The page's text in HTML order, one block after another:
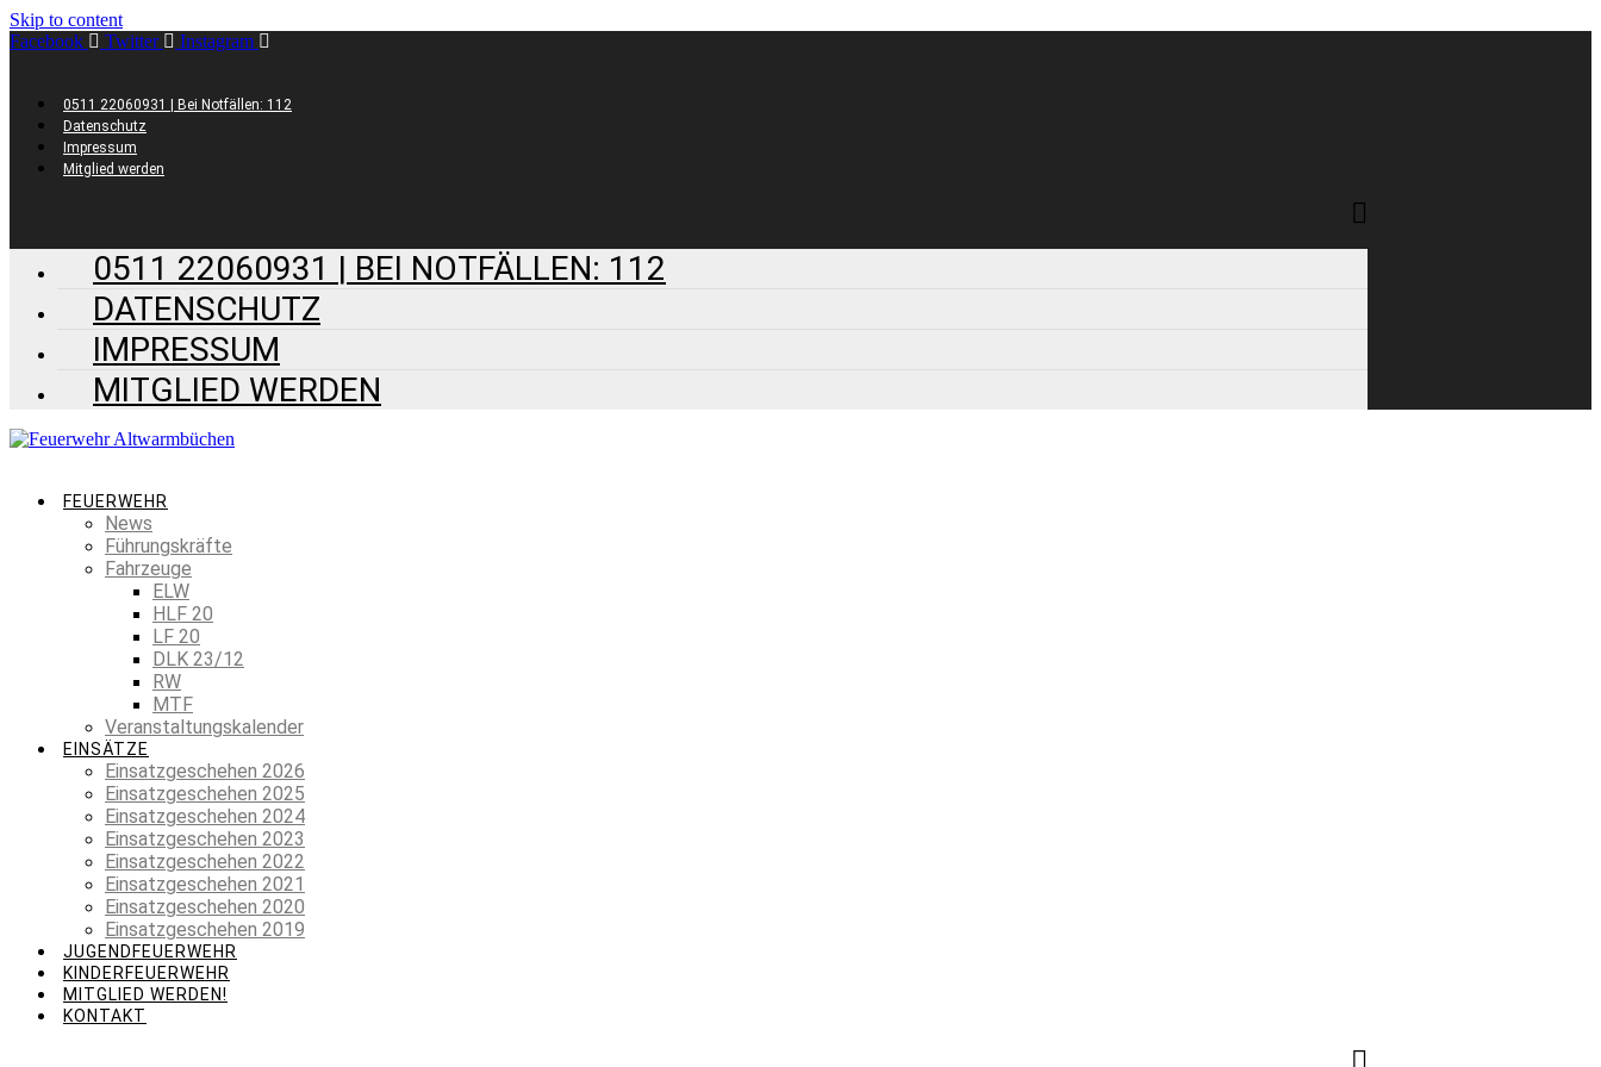
Skip to content
Facebook
Twitter Instagram
0511 22060931 | Bei Notfällen: 112
Datenschutz
Impressum
Mitglied werden
0511 22060931 | BEI NOTFÄLLEN: 112
DATENSCHUTZ
IMPRESSUM
MITGLIED WERDEN
FEUERWEHR
News
Führungskräfte
Fahrzeuge
ELW
HLF 20
LF 20
DLK 23/12
RW
MTF
Veranstaltungskalender
EINSÄTZE
Einsatzgeschehen 2026
Einsatzgeschehen 2025
Einsatzgeschehen 2024
Einsatzgeschehen 2023
Einsatzgeschehen 2022
Einsatzgeschehen 2021
Einsatzgeschehen 2020
Einsatzgeschehen 2019
JUGENDFEUERWEHR
KINDERFEUERWEHR
MITGLIED WERDEN!
KONTAKT